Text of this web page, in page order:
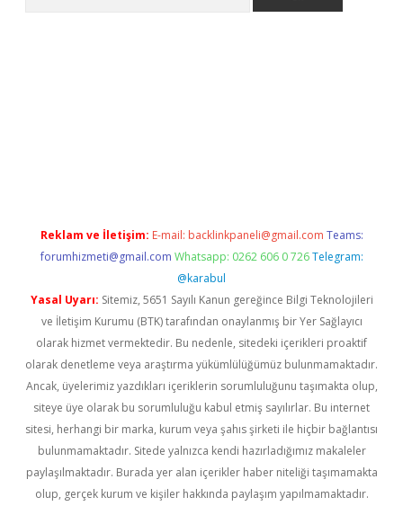
Reklam ve İletişim: E-mail: backlinkpaneli@gmail.com Teams:
forumhizmeti@gmail.com Whatsapp: 0262 606 0 726 Telegram:
@karabul
Yasal Uyarı: Sitemiz, 5651 Sayılı Kanun gereğince Bilgi Teknolojileri
ve İletişim Kurumu (BTK) tarafından onaylanmış bir Yer Sağlayıcı
olarak hizmet vermektedir. Bu nedenle, sitedeki içerikleri proaktif
olarak denetleme veya araştırma yükümlülüğümüz bulunmamaktadır.
Ancak, üyelerimiz yazdıkları içeriklerin sorumluluğunu taşımakta olup,
siteye üye olarak bu sorumluluğu kabul etmiş sayılırlar. Bu internet
sitesi, herhangi bir marka, kurum veya şahıs şirketi ile hiçbir bağlantısı
bulunmamaktadır. Sitede yalnızca kendi hazırladığımız makaleler
paylaşılmaktadır. Burada yer alan içerikler haber niteliği taşımamakta
olup, gerçek kurum ve kişiler hakkında paylaşım yapılmamaktadır.